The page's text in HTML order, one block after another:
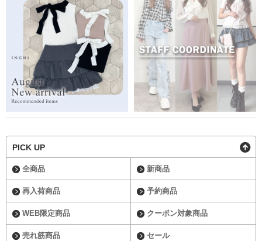
PICK UP
全商品 新商品
再入荷商品 予約商品
WEB限定商品 クーポン対象商品
売れ筋商品 セール